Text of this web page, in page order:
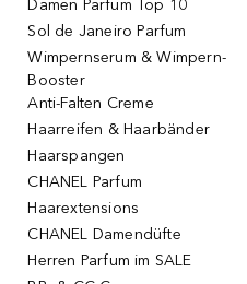
Damen Parfum Top 10
Sol de Janeiro Parfum
Wimpernserum & Wimpern-
Booster
Anti-Falten Creme
Haarreifen & Haarbänder
Haarspangen
CHANEL Parfum
Haarextensions
CHANEL Damendüfte
Herren Parfum im SALE